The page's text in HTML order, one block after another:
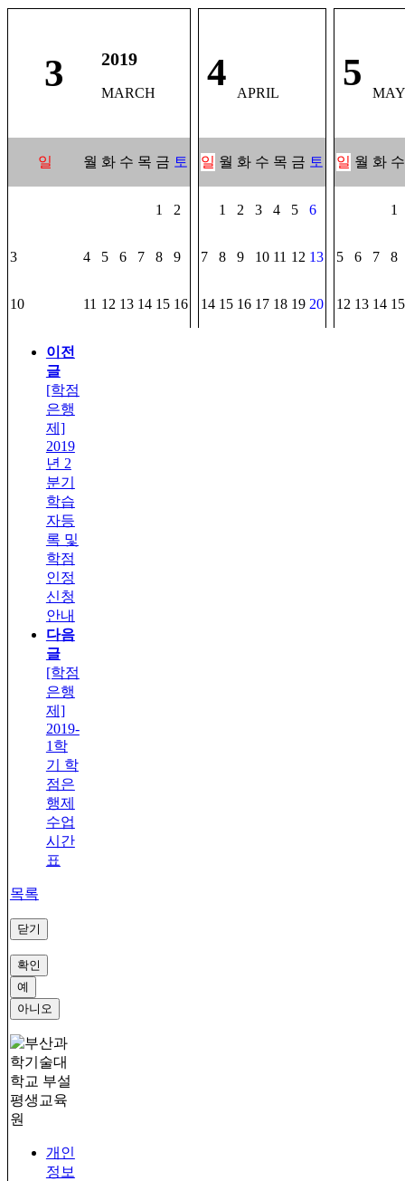
3 2019
MARCH 4 APRIL 5 MAY
일 월 화 수 목 금 토 일 월 화 수 목 금 토 일 월 화 수
1 2 1 2 3 4 5 6 1
3 4 5 6 7 8 9 7 8 9 10 11 12 13 5 6 7 8
10 11 12 13 14 15 16 14 15 16 17 18 19 20 12 13 14 15
이전
글
[학점
은행
제]
2019
년 2
분기
학습
자등
록 및
학점
인정
신청
안내
다음
글
[학점
은행
제]
2019-
1학
기 학
점은
행제
수업
시간
표
목록
닫기
확인
예
아니오
개인
정보